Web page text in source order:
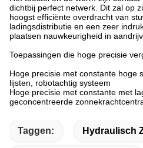
dichtbij perfect netwerk. Dit zal op
hoogst efficiënte overdracht van
ladingsdistributie en een zeer
plaatsen nauwkeurigheid in
Toepassingen die hoge precisie
Hoge precisie met constante hoge
lijsten, robotachtig systeem
Hoge precisie met constante met
geconcentreerde
Taggen: Hydraulisch